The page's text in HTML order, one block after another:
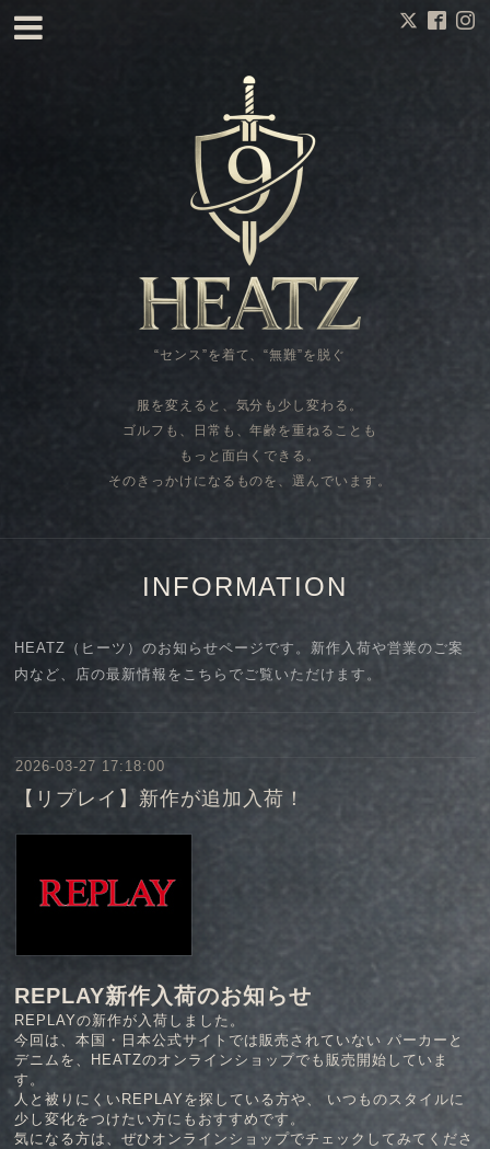
“センス”を着て、“無難”を脱ぐ
服を変えると、気分も少し変わる。
ゴルフも、日常も、年齢を重ねることも
もっと面白くできる。
そのきっかけになるものを、選んでいます。
INFORMATION
HEATZ（ヒーツ）のお知らせページです。新作入荷や営業のご案
内など、店の最新情報をこちらでご覧いただけます。
2026-03-27 17:18:00
【リプレイ】新作が追加入荷！
REPLAY新作入荷のお知らせ
REPLAYの新作が入荷しました。
今回は、本国・日本公式サイトでは販売されていない パーカーと
デニムを、HEATZのオンラインショップでも販売開始していま
す。
人と被りにくいREPLAYを探している方や、 いつものスタイルに
少し変化をつけたい方にもおすすめです。
気になる方は、ぜひオンラインショップでチェックしてみてくださ